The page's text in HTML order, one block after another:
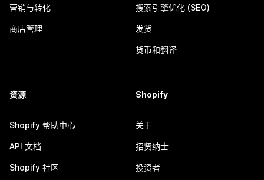
营销与转化
商店管理
搜索引擎优化 (SEO)
发货
货币和翻译
资源
Shopify 帮助中心
API 文档
Shopify 社区
Shopify
关于
招贤纳士
投资者